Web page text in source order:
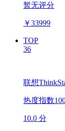
暂无评分
￥33999
TOP
36
联想
热度指数
10.0 分